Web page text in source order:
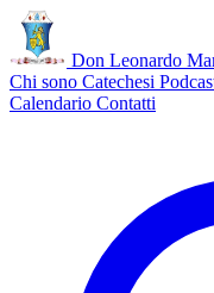
Don Leonardo
Chi sono Catechesi
Calendario Contatti